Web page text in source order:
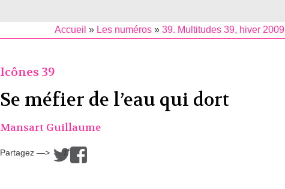
Accueil » Les numéros »39. Multitudes 39, hiver 2009
Icônes 39
Se méfier de l’eau qui dort
Mansart Guillaume
Partagez —> /